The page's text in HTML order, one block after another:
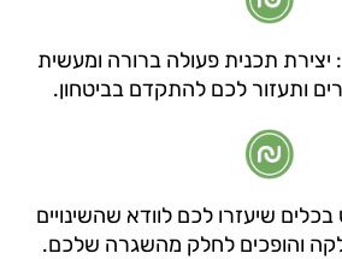
יצירת תכנית פעולה ברורה ומעשית
ותעזור לכם להתקדם בביטחון.
שיעזרו לכם לוודא שהשינויים
והופכים לחלק מהשגרה שלכם.